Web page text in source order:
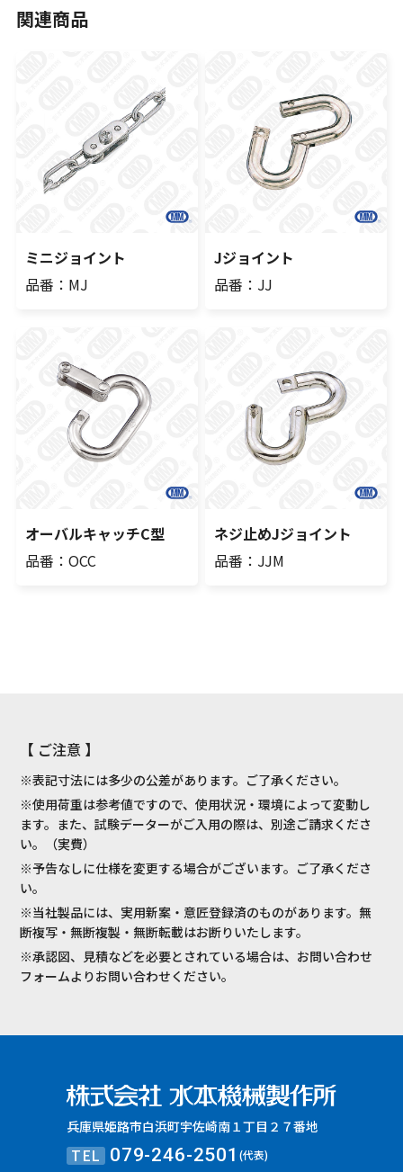
関連商品
ミニジョイント
品番：MJ
Jジョイント
品番：JJ
オーバルキャッチC型
品番：OCC
ネジ止めJジョイント
品番：JJM
【 ご注意 】
※表記寸法には多少の公差があります。ご了承ください。
※使用荷重は参考値ですので、使用状況・環境によって変動し
ます。また、試験データーがご入用の際は、別途ご請求くださ
い。（実費）
※予告なしに仕様を変更する場合がございます。ご了承くださ
い。
※当社製品には、実用新案・意匠登録済のものがあります。無
断複写・無断複製・無断転載はお断りいたします。
※承認図、見積などを必要とされている場合は、お問い合わせ
フォームよりお問い合わせください。
兵庫県姫路市白浜町宇佐崎南１丁目２７番地
TEL 079-246-2501(代表)